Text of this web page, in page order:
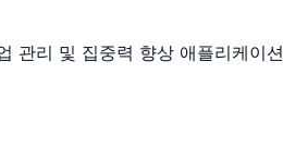
관리 및 집중력 향상 애플리케이션